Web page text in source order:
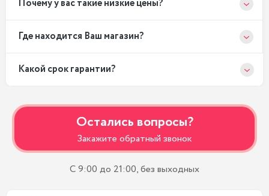
Почему у вас такие низкие цены?
Где находится Ваш магазин?
Какой срок гарантии?
Остались вопросы?
Закажите обратный звонок
С 9:00 до 21:00, без выходных